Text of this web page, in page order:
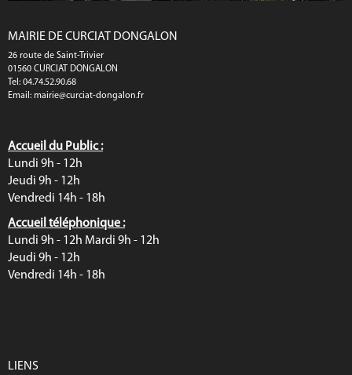
MAIRIE DE CURCIAT DONGALON
26 route de Saint-Trivier
01560 CURCIAT DONGALON
Tel: 04.74.52.90.68
Email: mairie@curciat-dongalon.fr
Accueil du Public :
Lundi 9h - 12h
Jeudi 9h - 12h
Vendredi 14h - 18h
Accueil téléphonique :
Lundi 9h - 12h Mardi 9h - 12h
Jeudi 9h - 12h
Vendredi 14h - 18h
LIENS